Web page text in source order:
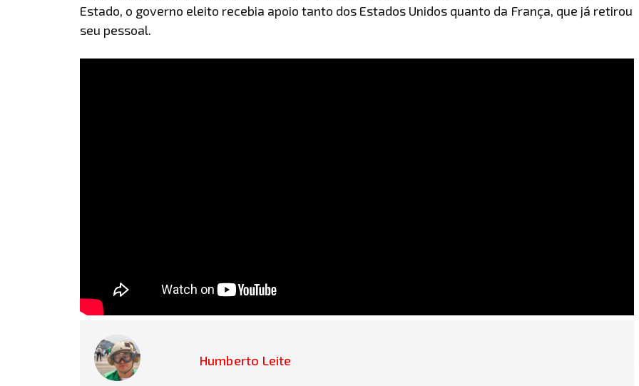
Estado, o governo eleito recebia apoio tanto dos Estados Unidos quanto da França, que já retirou
seu pessoal.
Humberto Leite